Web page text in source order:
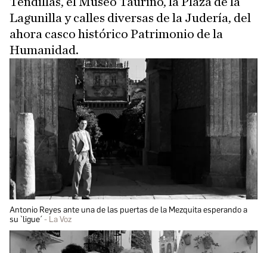
Lagunilla y calles diversas de la Judería, del
ahora casco histórico Patrimonio de la
Humanidad.
Antonio Reyes ante una de las puertas de la Mezquita esperando a
su `ligue´
La Voz